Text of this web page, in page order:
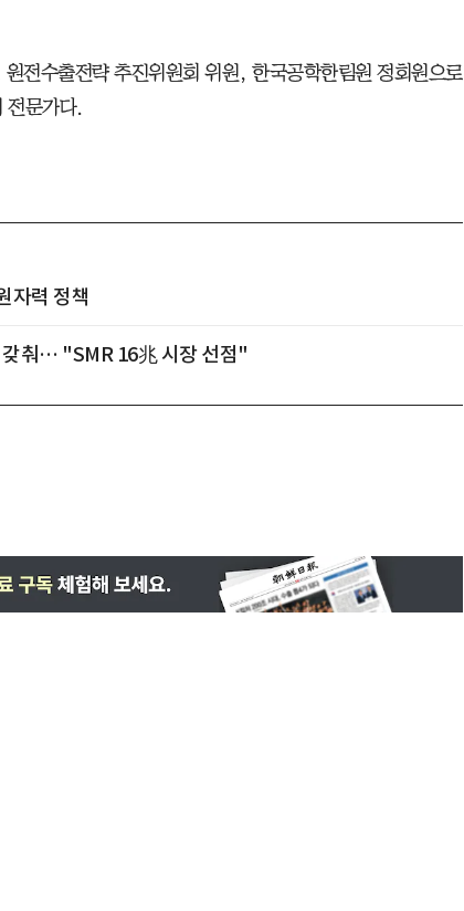
전수출전략 추진위원회 위원, 한국공학한림원 정회원으로
전문가다.
자력 정책
갖춰… "SMR 16兆 시장 선점"